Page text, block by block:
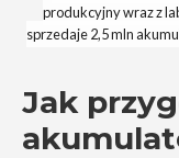
produkcyjny wraz z
sprzedaje 2,5 mln
Jak